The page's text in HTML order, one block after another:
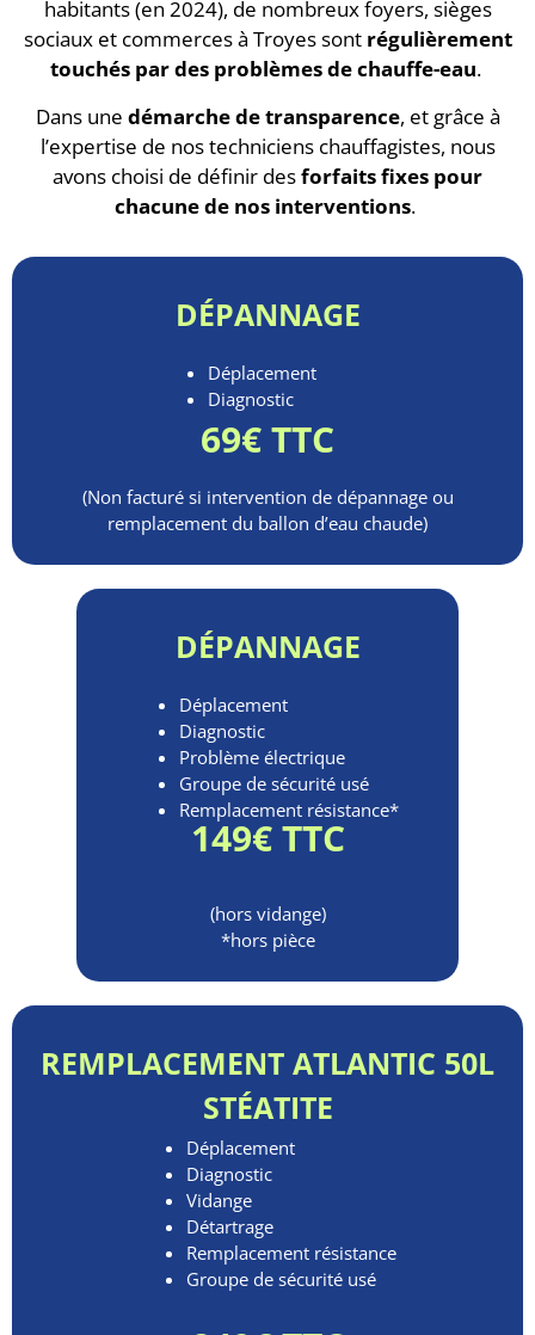
habitants (en 2024), de nombreux foyers, sièges
sociaux et commerces à Troyes sont régulièrement
touchés par des problèmes de chauffe-eau.
Dans une démarche de transparence, et grâce à
l’expertise de nos techniciens chauffagistes, nous
avons choisi de définir desforfaits fixes pour
chacune de nos interventions.
DÉPANNAGE
Déplacement
Diagnostic
69€ TTC
(Non facturé si intervention de dépannage ou
remplacement du ballon d’eau chaude)
DÉPANNAGE
Déplacement
Diagnostic
Problème électrique
Groupe de sécurité usé
Remplacement résistance*
149€ TTC
(hors vidange)
*hors pièce
REMPLACEMENT ATLANTIC 50L
STÉATITE
Déplacement
Diagnostic
Vidange
Détartrage
Remplacement résistance
Groupe de sécurité usé